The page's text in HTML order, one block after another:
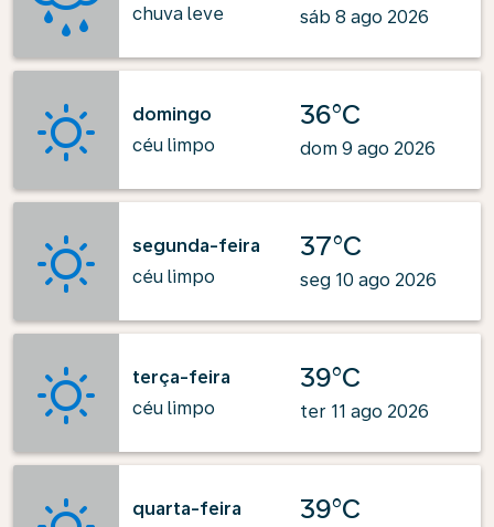
chuva leve
sáb 8 ago 2026
domingo
céu limpo
36°C
dom 9 ago 2026
segunda-feira
céu limpo
37°C
seg 10 ago 2026
terça-feira
céu limpo
39°C
ter 11 ago 2026
quarta-feira
39°C